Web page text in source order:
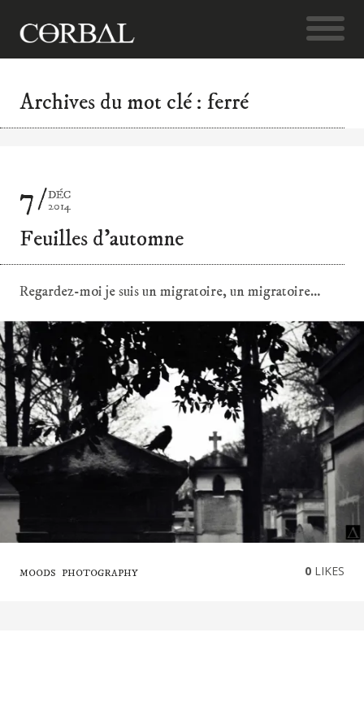
Archives du mot clé : ferré
7 DÉC
2014
Feuilles d’automne
Regardez-moi je suis un migratoire, un migratoire…
MOODS PHOTOGRAPHY 0 LIKES